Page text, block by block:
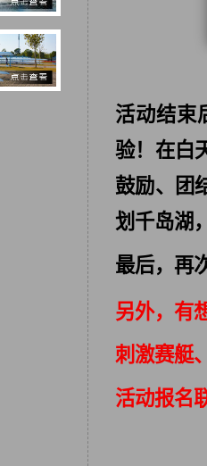
活动结束
验！在白
鼓励、团
划千岛湖
最后，再
另外，有
刺激赛艇
活动报名